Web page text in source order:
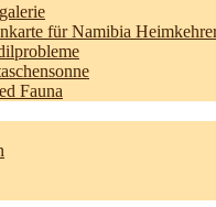
für Namibia
Fauna